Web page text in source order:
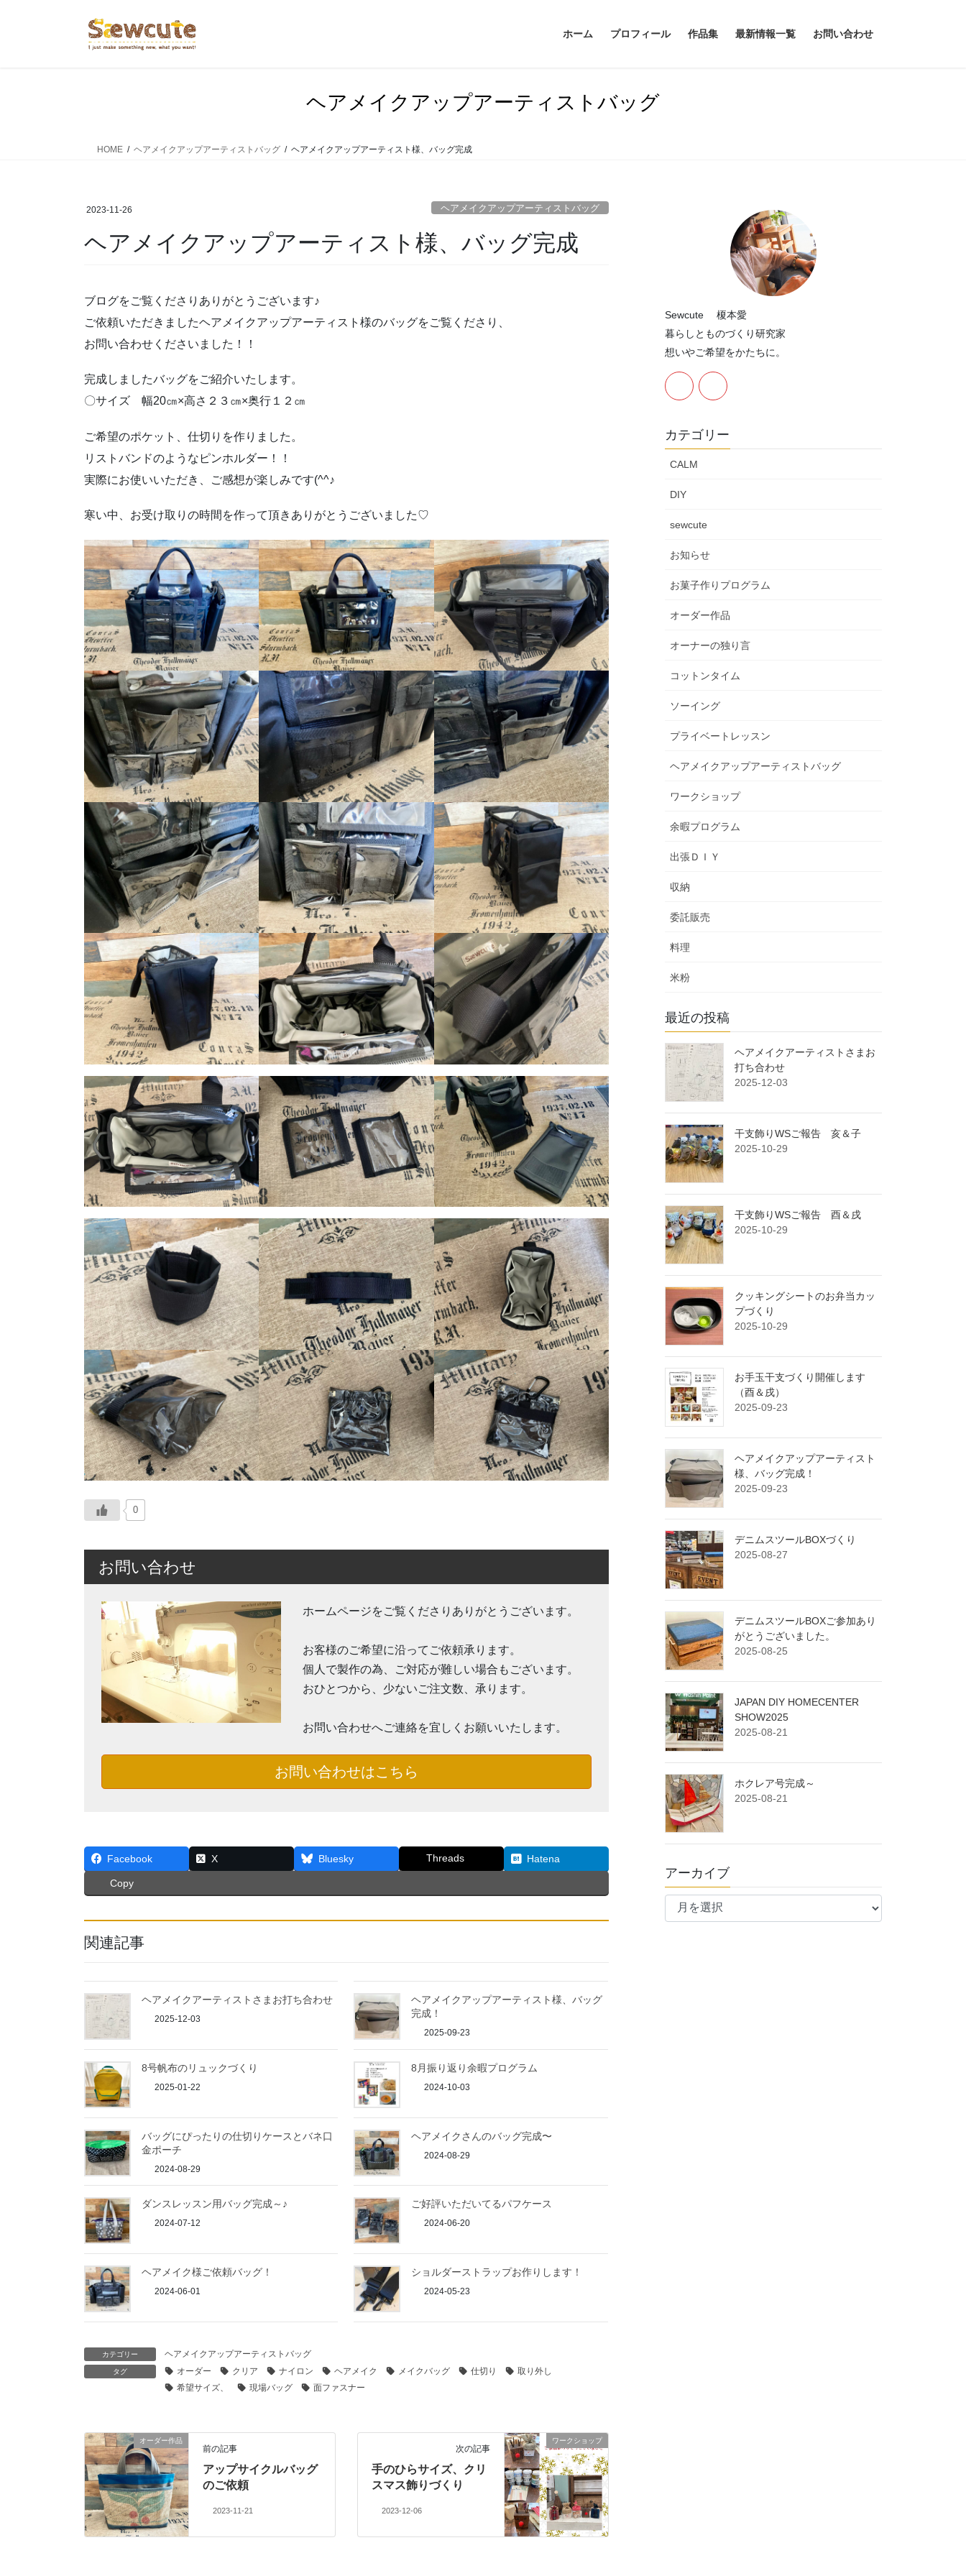
ホーム プロフィール 作品集 最新情報一覧 お問い合わせ
ヘアメイクアップアーティストバッグ
HOME ヘアメイクアップアーティストバッグ ヘアメイクアップアーティスト様、バッグ完成
2023-11-26 ヘアメイクアップアーティストバッグ
ヘアメイクアップアーティスト様、バッグ完成
ブログをご覧くださりありがとうございます♪
ご依頼いただきましたヘアメイクアップアーティスト様のバッグをご覧くださり、
お問い合わせくださいました！！
完成しましたバッグをご紹介いたします。
〇サイズ 幅20㎝×高さ２３㎝×奥行１２㎝
ご希望のポケット、仕切りを作りました。
リストバンドのようなピンホルダー！！
実際にお使いいただき、ご感想が楽しみです(^^♪
寒い中、お受け取りの時間を作って頂きありがとうございました♡
0
お問い合わせ
ホームページをご覧くださりありがとうございます。
お客様のご希望に沿ってご依頼承ります。
個人で製作の為、ご対応が難しい場合もございます。
おひとつから、少ないご注文数、承ります。
お問い合わせへご連絡を宜しくお願いいたします。
お問い合わせはこちら
Facebook X Bluesky Threads Hatena
Copy
関連記事
ヘアメイクアーティストさまお打ち合わせ
2025-12-03
ヘアメイクアップアーティスト様、バッグ
完成！
2025-09-23
8号帆布のリュックづくり
2025-01-22
8月振り返り余暇プログラム
2024-10-03
バッグにぴったりの仕切りケースとバネ口
金ポーチ
2024-08-29
ヘアメイクさんのバッグ完成〜
2024-08-29
ダンスレッスン用バッグ完成～♪
2024-07-12
ご好評いただいてるパフケース
2024-06-20
ヘアメイク様ご依頼バッグ！
2024-06-01
ショルダーストラップお作りします！
2024-05-23
カテゴリー ヘアメイクアップアーティストバッグ
タグ オーダー クリア ナイロン ヘアメイク メイクバッグ 仕切り
取り外し
希望サイズ、
現場バッグ 面ファスナー
オーダー作品
前の記事
アップサイクルバッグ
のご依頼
2023-11-21
ワークショップ
次の記事
手のひらサイズ、クリ
スマス飾りづくり
2023-12-06
Sewcute 榎本愛
暮らしとものづくり研究家
想いやご希望をかたちに。
カテゴリー
CALM
DIY
sewcute
お知らせ
お菓子作りプログラム
オーダー作品
オーナーの独り言
コットンタイム
ソーイング
プライベートレッスン
ヘアメイクアップアーティストバッグ
ワークショップ
余暇プログラム
出張ＤＩＹ
収納
委託販売
料理
米粉
最近の投稿
ヘアメイクアーティストさまお
打ち合わせ
2025-12-03
干支飾りWSご報告 亥＆子
2025-10-29
干支飾りWSご報告 酉＆戌
2025-10-29
クッキングシートのお弁当カッ
プづくり
2025-10-29
お手玉干支づくり開催します
（酉＆戌）
2025-09-23
ヘアメイクアップアーティスト
様、バッグ完成！
2025-09-23
デニムスツールBOXづくり
2025-08-27
デニムスツールBOXご参加あり
がとうございました。
2025-08-25
JAPAN DIY HOMECENTER
SHOW2025
2025-08-21
ホクレア号完成～
2025-08-21
アーカイブ
ア